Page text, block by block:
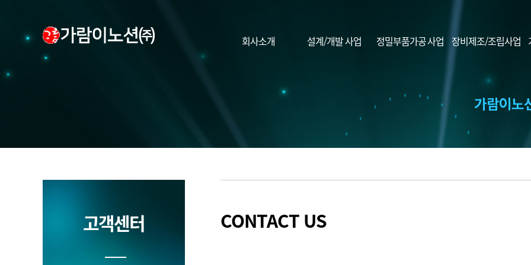
회사소개 설계/개발 사업 정밀부품가공 사업 장비제조/조립사업
고객센터 CONTACT US